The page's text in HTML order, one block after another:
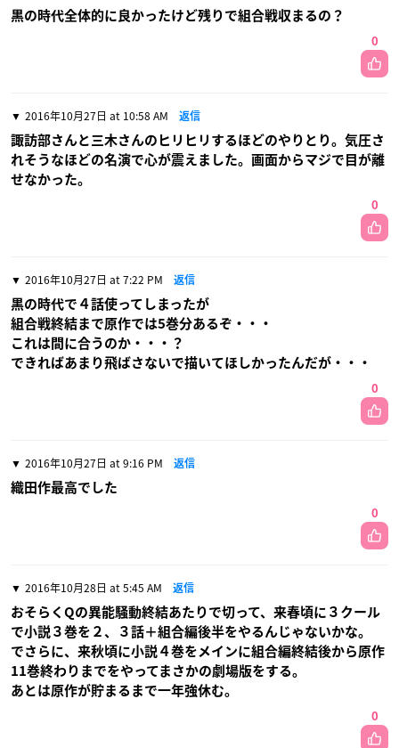
黒の時代全体的に良かったけど残りで組合戦収まるの？
0
2016年10月27日 at 10:58 AM 返信
諏訪部さんと三木さんのヒリヒリするほどのやりとり。気圧さ
れそうなほどの名演で心が震えました。画面からマジで目が離
せなかった。
0
2016年10月27日 at 7:22 PM 返信
黒の時代で４話使ってしまったが
組合戦終結まで原作では5巻分あるぞ・・・
これは間に合うのか・・・？
できればあまり飛ばさないで描いてほしかったんだが・・・
0
2016年10月27日 at 9:16 PM 返信
織田作最高でした
0
2016年10月28日 at 5:45 AM 返信
おそらくQの異能騒動終結あたりで切って、来春頃に３クール
で小説３巻を２、３話＋組合編後半をやるんじゃないかな。
でさらに、来秋頃に小説４巻をメインに組合編終結後から原作
11巻終わりまでをやってまさかの劇場版をする。
あとは原作が貯まるまで一年強休む。
0